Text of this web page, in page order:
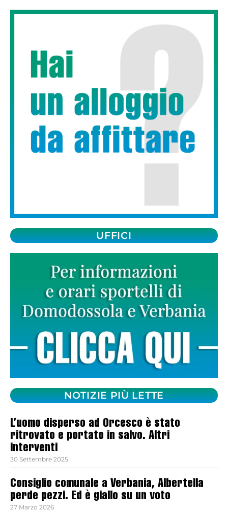
UFFICI
NOTIZIE PIÙ LETTE
L’uomo disperso ad Orcesco è stato
ritrovato e portato in salvo. Altri
interventi
30 Settembre 2025
Consiglio comunale a Verbania, Albertella
perde pezzi. Ed è giallo su un voto
27 Marzo 2026